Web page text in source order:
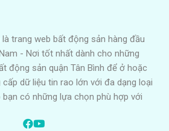
trang web bất động sản hàng đầu
- Nơi tốt nhất dành cho những
động sản quận Tân Bình để ở hoặc
dữ liệu tin rao lớn với đa dạng loại
có những lựa chọn phù hợp với